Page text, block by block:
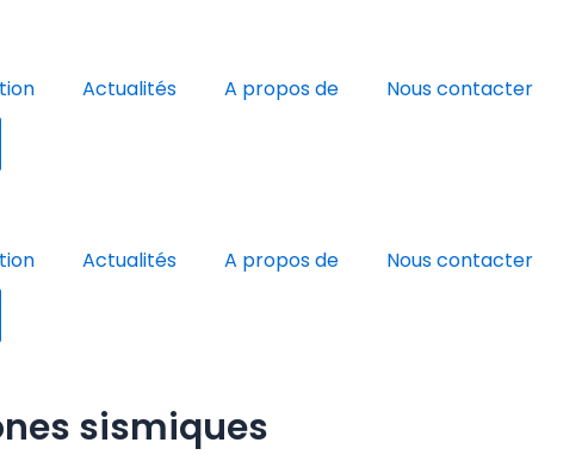
Actualités A propos de Nous contacter
Actualités A propos de Nous contacter
sismiques